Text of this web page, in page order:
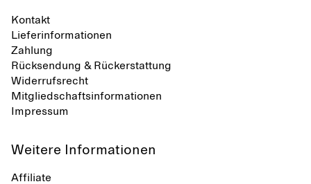
Kontakt
Lieferinformationen
Zahlung
Rücksendung & Rückerstattung
Widerrufsrecht
Mitgliedschaftsinformationen
Impressum
Weitere Informationen
Affiliate